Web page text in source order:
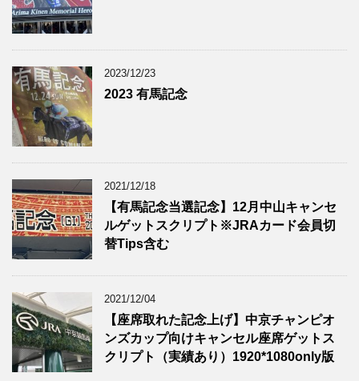
2023/12/23
2023 有馬記念
2021/12/18
【有馬記念当選記念】12月中山キャンセ
ルゲットスクリプト※JRAカード会員切
替Tips含む
2021/12/04
【座席取れた記念上げ】中京チャンピオ
ンズカップ向けキャンセル座席ゲットス
クリプト（実績あり）1920*1080only版